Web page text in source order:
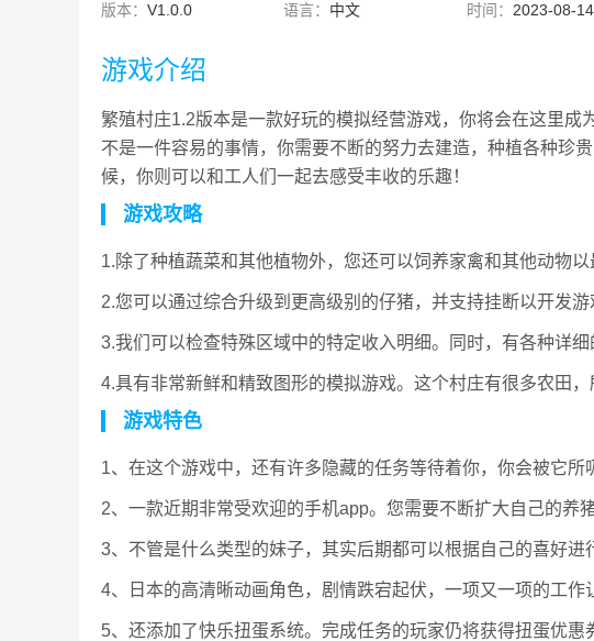
版本： V1.0.0 语言： 中文 时间： 2023-08-14
游戏介绍
繁殖村庄1.2版本是一款好玩的模拟经营游戏，你将会在这里成
不是一件容易的事情，你需要不断的努力去建造，种植各种珍
候，你则可以和工人们一起去感受丰收的乐趣！
游戏攻略
1.除了种植蔬菜和其他植物外，您还可以饲养家禽和其他动物
2.您可以通过综合升级到更高级别的仔猪，并支持挂断以开发
3.我们可以检查特殊区域中的特定收入明细。同时，有各种详细
4.具有非常新鲜和精致图形的模拟游戏。这个村庄有很多农田，
游戏特色
1、在这个游戏中，还有许多隐藏的任务等待着你，你会被它所
2、一款近期非常受欢迎的手机app。您需要不断扩大自己的养
3、不管是什么类型的妹子，其实后期都可以根据自己的喜好进
4、日本的高清晰动画角色，剧情跌宕起伏，一项又一项的工作
5、还添加了快乐扭蛋系统。完成任务的玩家仍将获得扭蛋优